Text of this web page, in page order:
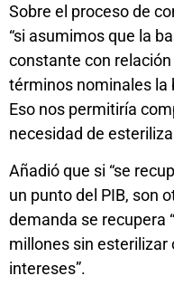
Sobre el proceso de
“si asumimos que la
constante con relación
términos nominales la
Eso nos permitiría
necesidad de
Añadió que si “se
un punto del PIB, son
demanda se recupera
millones sin esterilizar
intereses”.